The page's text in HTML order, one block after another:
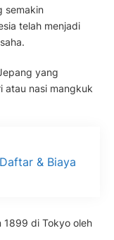
semakin
telah menjadi
yang
atau nasi mangkuk
& Biaya
1899 di Tokyo oleh